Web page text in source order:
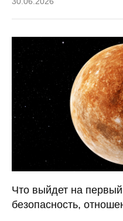
Что выйдет на
безопасность,